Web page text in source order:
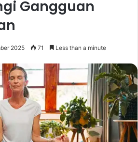
Gangguan
2025 71 Less than a minute